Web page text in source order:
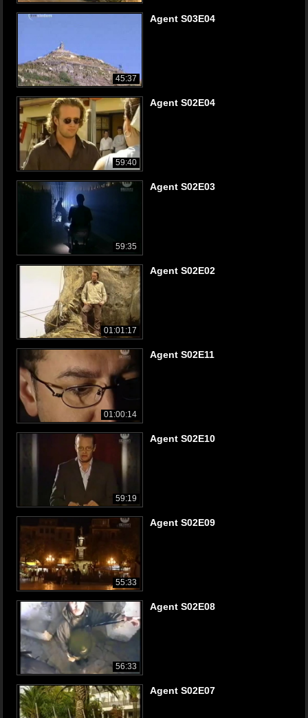
45:37
Agent S03E04
59:40
Agent S02E04
59:35
Agent S02E03
01:01:17
Agent S02E02
01:00:14
Agent S02E11
59:19
Agent S02E10
55:33
Agent S02E09
56:33
Agent S02E08
Agent S02E07